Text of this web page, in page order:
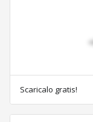
Scaricalo gratis!